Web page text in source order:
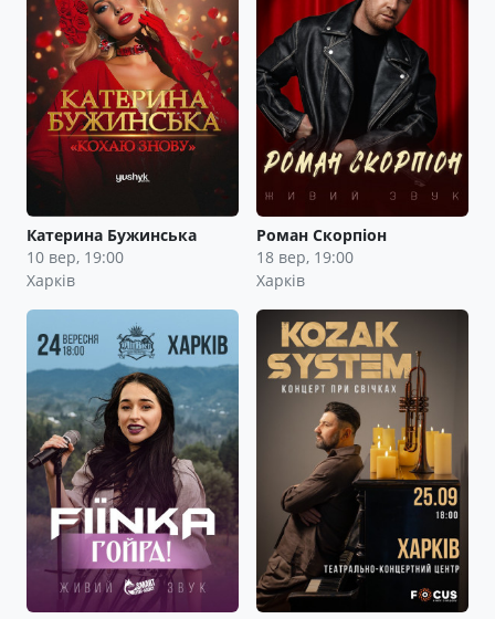
Катерина Бужинська
10 вер, 19:00
Харків
Роман Скорпіон
18 вер, 19:00
Харків